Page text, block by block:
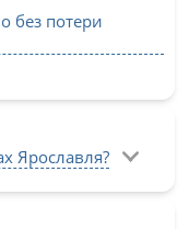
без потери
Ярославля?